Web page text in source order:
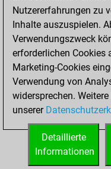
Bauer setzt Matt
Erstickte Matts
Türme auf der
STARTSEITE
Nutzererfahrungen zu
Inhalte auszuspielen.
Verwendungszweck
erforderlichen Cookies
Marketing-Cookies
Verwendung von
widersprechen.
unserer
Detaillierte
Informationen